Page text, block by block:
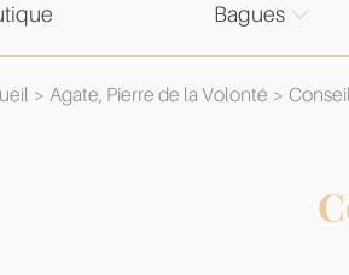
Bagues
Agate, Pierre de la Volonté